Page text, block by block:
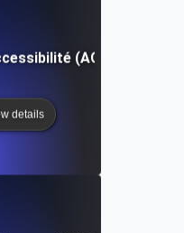
(ACT) Définition
details